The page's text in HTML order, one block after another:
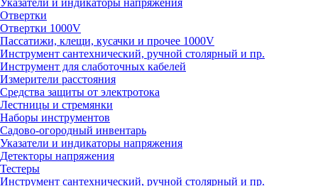
Указатели и индикаторы напряжения
Отвертки
Отвертки 1000V
Пассатижи, клещи, кусачки и прочее 1000V
Инструмент сантехнический, ручной столярный и пр.
Инструмент для слаботочных кабелей
Измерители расстояния
Средства защиты от электротока
Лестницы и стремянки
Наборы инструментов
Садово-огородный инвентарь
Указатели и индикаторы напряжения
Детекторы напряжения
Тестеры
Инструмент сантехнический, ручной столярный и пр.